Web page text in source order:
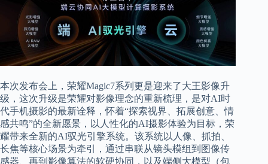
本次发布会上，荣耀Magic7系列更是迎来了大王影像升
级，这次升级是荣耀对影像理念的重新梳理，是对AI时
代手机摄影的最新诠释，怀着“探索视界、拓展创意、情
感共鸣”的全新愿景，以人性化的AI摄影体验为目标，荣
耀带来全新的AI驭光引擎系统。该系统以人像、抓拍、
长焦等核心场景为牵引，通过串联从镜头模组到图像传
感器、再到影像算法的软硬协同，以及端侧大模型（包